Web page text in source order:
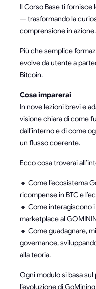
Il Corso Base ti
— trasformando la
comprensione in azione.
Più che semplice
evolve da utente a
Bitcoin.
Cosa imparerai
In nove lezioni brevi e
visione chiara di come
dall’interno e di come
un flusso coerente.
Ecco cosa troverai
🔸 Come l’ecosistema
ricompense in BTC e
🔸 Come interagiscono
marketplace al
🔸 Come guadagnare,
governance,
alla teoria.
Ogni modulo si basa
l’evoluzione di